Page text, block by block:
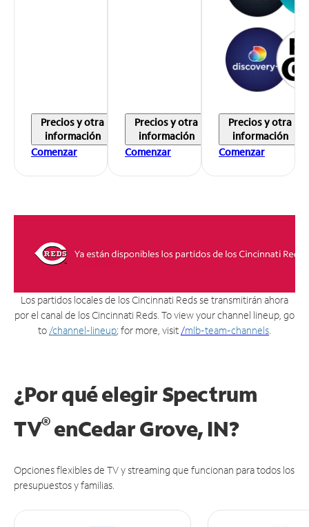
Precios y otra
información
Comenzar
Precios y otra
información
Comenzar
Precios y otra
información
Comenzar
Los partidos locales de los Cincinnati Reds se transmitirán ahora
por el canal de los Cincinnati Reds. To view your channel lineup, go
to /channel-lineup; for more, visit /mlb-team-channels
¿Por qué elegir Spectrum
TV®enCedar Grove, IN?
Opciones flexibles de TV y streaming que funcionan para todos los
presupuestos y familias.